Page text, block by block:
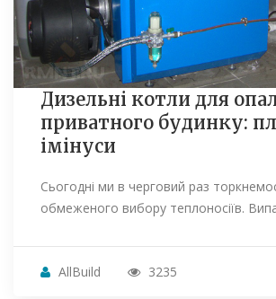
Дизельні котли для
приватного будинку:
імінуси
Сьогодні ми в черговий раз
обмеженого вибору теплоносіїв.
AllBuild 3235